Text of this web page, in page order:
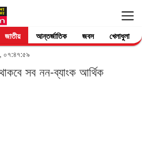
জাতীয় আন্তর্জাতিক জবস খেলাধুলা
০৭:৪৭:৫৯
সব নন-ব্যাংক আর্থিক